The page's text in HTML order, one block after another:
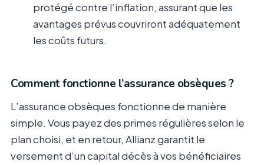
protégé contre l’inflation, assurant que les
avantages prévus couvriront adéquatement
les coûts futurs.
Comment fonctionne l’assurance obsèques ?
L’assurance obsèques fonctionne de manière
simple. Vous payez des primes régulières selon le
plan choisi, et en retour, Allianz garantit le
versement d’un capital décès à vos bénéficiaires